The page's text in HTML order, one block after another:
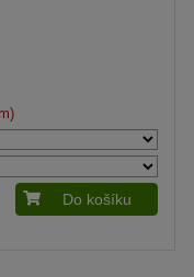
Do košíku